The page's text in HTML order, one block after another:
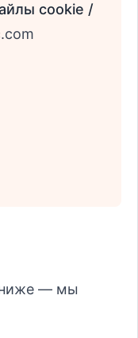
cookie /
ниже — мы